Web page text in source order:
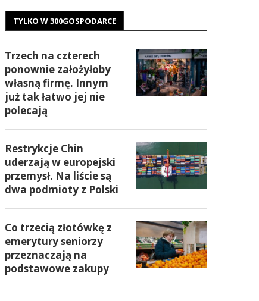
TYLKO W 300GOSPODARCE
Trzech na czterech
ponownie założyłoby
własną firmę. Innym
już tak łatwo jej nie
polecają
Restrykcje Chin
uderzają w europejski
przemysł. Na liście są
dwa podmioty z Polski
Co trzecią złotówkę z
emerytury seniorzy
przeznaczają na
podstawowe zakupy